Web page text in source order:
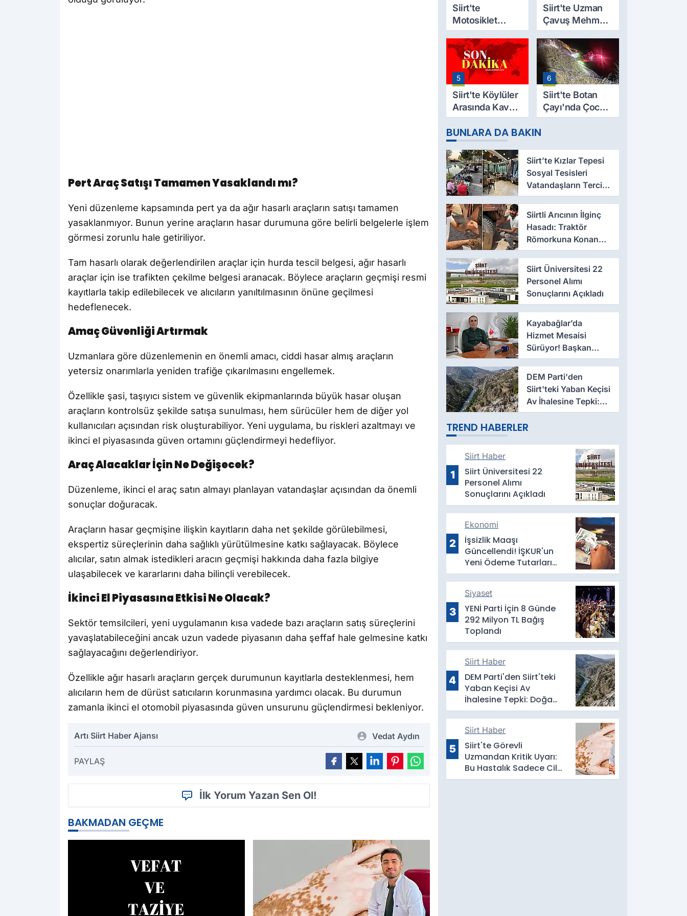
Pert Araç Satışı Tamamen Yasaklandı mı?
Yeni düzenleme kapsamında pert ya da ağır hasarlı araçların satışı tamamen
yasaklanmıyor. Bunun yerine araçların hasar durumuna göre belirli belgelerle işlem
görmesi zorunlu hale getiriliyor.
Tam hasarlı olarak değerlendirilen araçlar için hurda tescil belgesi, ağır hasarlı
araçlar için ise trafikten çekilme belgesi aranacak. Böylece araçların geçmişi resmi
kayıtlarla takip edilebilecek ve alıcıların yanıltılmasının önüne geçilmesi
hedeflenecek.
Amaç Güvenliği Artırmak
Uzmanlara göre düzenlemenin en önemli amacı, ciddi hasar almış araçların
yetersiz onarımlarla yeniden trafiğe çıkarılmasını engellemek.
Özellikle şasi, taşıyıcı sistem ve güvenlik ekipmanlarında büyük hasar oluşan
araçların kontrolsüz şekilde satışa sunulması, hem sürücüler hem de diğer yol
kullanıcıları açısından risk oluşturabiliyor. Yeni uygulama, bu riskleri azaltmayı ve
ikinci el piyasasında güven ortamını güçlendirmeyi hedefliyor.
Araç Alacaklar İçin Ne Değişecek?
Düzenleme, ikinci el araç satın almayı planlayan vatandaşlar açısından da önemli
sonuçlar doğuracak.
Araçların hasar geçmişine ilişkin kayıtların daha net şekilde görülebilmesi,
ekspertiz süreçlerinin daha sağlıklı yürütülmesine katkı sağlayacak. Böylece
alıcılar, satın almak istedikleri aracın geçmişi hakkında daha fazla bilgiye
ulaşabilecek ve kararlarını daha bilinçli verebilecek.
İkinci El Piyasasına Etkisi Ne Olacak?
Sektör temsilcileri, yeni uygulamanın kısa vadede bazı araçların satış süreçlerini
yavaşlatabileceğini ancak uzun vadede piyasanın daha şeffaf hale gelmesine katkı
sağlayacağını değerlendiriyor.
Özellikle ağır hasarlı araçların gerçek durumunun kayıtlarla desteklenmesi, hem
alıcıların hem de dürüst satıcıların korunmasına yardımcı olacak. Bu durumun
zamanla ikinci el otomobil piyasasında güven unsurunu güçlendirmesi bekleniyor.
Artı Siirt Haber Ajansı Vedat Aydın
PAYLAŞ
İlk Yorum Yazan Sen Ol!
BAKMADAN GEÇME
Siirt'te
Motosiklet
Kazası Can Aldı:
39 Yaşındaki
Mesut Yıldız
Hayatını
Kaybetti
Siirt'te Uzman
Çavuş Mehmet
Salih Sarıyer,
Evinde Ölü
Bulundu
5
Siirt'te Köylüler
Arasında Kavga:
2 Yaralı, Birinin
Durumu Ağır
6
Siirt'te Botan
Çayı'nda Çocuk
Cesedi Bulundu
BUNLARA DA BAKIN
Siirt’te Kızlar Tepesi
Sosyal Tesisleri
Vatandaşların Tercih
Noktası Oluyor
Siirtli Arıcının İlginç
Hasadı: Traktör
Römorkuna Konan
Oğul Arıları Ellerine
Aldı
Siirt Üniversitesi 22
Personel Alımı
Sonuçlarını Açıkladı
Kayabağlar’da
Hizmet Mesaisi
Sürüyor! Başkan
Hasan Nas Yeni
Çalışmaları Anlattı
DEM Parti'den
Siirt'teki Yaban Keçisi
Av İhalesine Tepki:
Doğa Satılık Değildir
TREND HABERLER
1
Siirt Haber
Siirt Üniversitesi 22
Personel Alımı
Sonuçlarını Açıkladı
2
Ekonomi
İşsizlik Maaşı
Güncellendi! İŞKUR'un
Yeni Ödeme Tutarları
Belli Oldu
3
Siyaset
YENİ Parti İçin 8 Günde
292 Milyon TL Bağış
Toplandı
4
Siirt Haber
DEM Parti'den Siirt'teki
Yaban Keçisi Av
İhalesine Tepki: Doğa
Satılık Değildir
5
Siirt Haber
Siirt'te Görevli
Uzmandan Kritik Uyarı:
Bu Hastalık Sadece Cildi
Etkilemiyor